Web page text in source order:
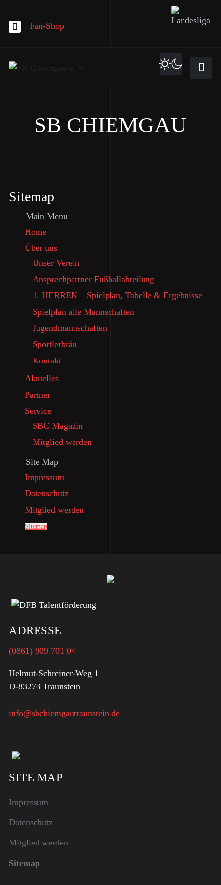
Fan-Shop
SB CHIEMGAU
Sitemap
Main Menu
Home
Über uns
Unser Verein
Ansprechpartner Fußballabteilung
1. HERREN – Spielplan, Tabelle & Ergebnisse
Spielplan alle Mannschaften
Jugendmannschaften
Sportlerbräu
Kontakt
Aktuelles
Partner
Service
SBC Magazin
Mitglied werden
Site Map
Impressum
Datenschutz
Mitglied werden
Sitemap
ADRESSE
(0861) 909 701 04
Helmut-Schreiner-Weg 1
D-83278 Traunstein
info@sbchiemgautraunstein.de
SITE MAP
Impressum
Datenschutz
Mitglied werden
Sitemap